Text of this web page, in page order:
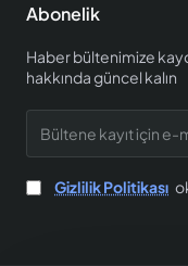
Abonelik
Haber bültenimize
hakkında güncel kalın
kayıt
için
e-
mail
Gizlilik Politikası